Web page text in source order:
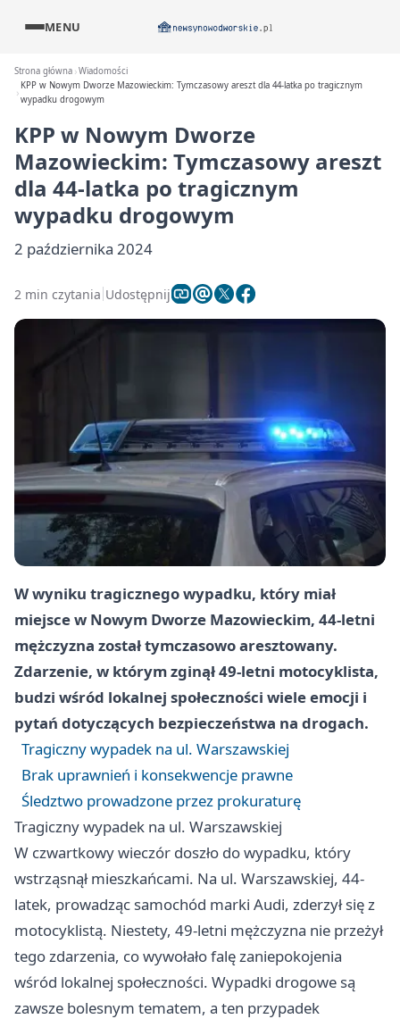
MENU
Strona główna Wiadomości
KPP w Nowym Dworze Mazowieckim: Tymczasowy areszt dla 44-latka po tragicznym
wypadku drogowym
KPP w Nowym Dworze
Mazowieckim: Tymczasowy areszt
dla 44-latka po tragicznym
wypadku drogowym
2 października 2024
2 min czytania Udostępnij
W wyniku tragicznego wypadku, który miał
miejsce w Nowym Dworze Mazowieckim, 44-letni
mężczyzna został tymczasowo aresztowany.
Zdarzenie, w którym zginął 49-letni motocyklista,
budzi wśród lokalnej społeczności wiele emocji i
pytań dotyczących bezpieczeństwa na drogach.
Tragiczny wypadek na ul. Warszawskiej
Brak uprawnień i konsekwencje prawne
Śledztwo prowadzone przez prokuraturę
Tragiczny wypadek na ul. Warszawskiej
W czwartkowy wieczór doszło do wypadku, który
wstrząsnął mieszkańcami. Na ul. Warszawskiej, 44-
latek, prowadząc samochód marki Audi, zderzył się z
motocyklistą. Niestety, 49-letni mężczyzna nie przeżył
tego zdarzenia, co wywołało falę zaniepokojenia
wśród lokalnej społeczności. Wypadki drogowe są
zawsze bolesnym tematem, a ten przypadek